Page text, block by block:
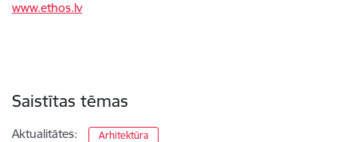
www.ethos.lv
Saistītas tēmas
Aktualitātes: Arhitektūra